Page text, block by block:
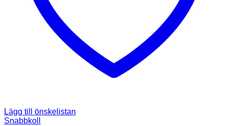
Lägg till önskelistan
Snabbkoll